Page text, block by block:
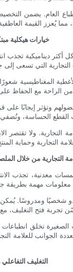
العام. يضمن
خيارات هيكلية
أكثر ديناميكية تجذب
المغناطيسية
وتؤثر إيجابًا
التجارية. ولا تقتصر
التجارية من خلال
معدنية، تجذب
شخصيًا ومدروسًا.
الصغيرة تخلق
للعلامة
التغليف